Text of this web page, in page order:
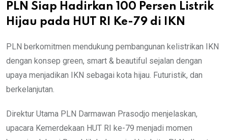
PLN Siap Hadirkan 100 Persen Listrik
Hijau pada HUT RI Ke-79 di IKN
PLN berkomitmen mendukung pembangunan kelistrikan IKN
dengan konsep green, smart & beautiful sejalan dengan
upaya menjadikan IKN sebagai kota hijau. Futuristik, dan
berkelanjutan.
Direktur Utama PLN Darmawan Prasodjo menjelaskan,
upacara Kemerdekaan HUT RI ke-79 menjadi momen